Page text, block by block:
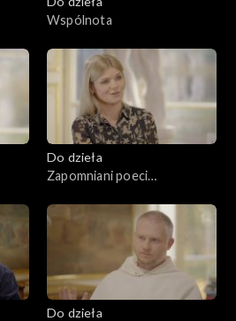
Wspólnota
Do dzieła
Zapomniani poeci
Do dzieła